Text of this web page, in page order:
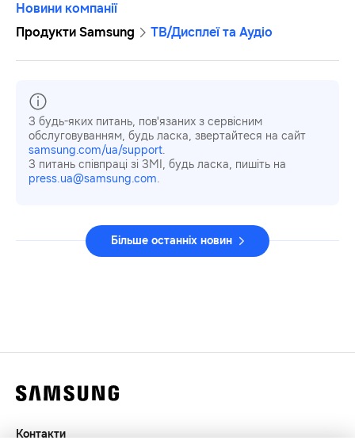
Новини компанії
Продукти Samsung
ТВ/Дисплеї та Аудіо
З будь-яких питань, пов'язаних з сервісним
обслуговуванням, будь ласка, звертайтеся на сайт
samsung.com/ua/support.
З питань співпраці зі ЗМІ, будь ласка, пишіть на
press.ua@samsung.com.
Більше останніх новин
Контакти